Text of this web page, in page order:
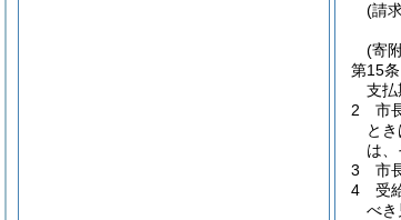
(請
(寄
第15条
支払
2
市
と
は
3
市
4
受
べき